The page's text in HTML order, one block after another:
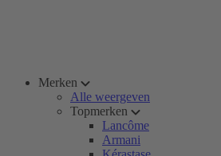
Merken
Alle weergeven
Topmerken
Lancôme
Armani